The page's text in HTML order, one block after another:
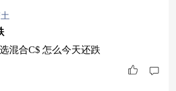
。没啥后悔的。机会有的是，稳健的
的拥有。
混合C$ 怎么今天还跌